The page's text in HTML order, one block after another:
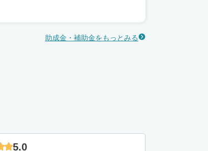
助成金・補助金をもっとみる
5.0